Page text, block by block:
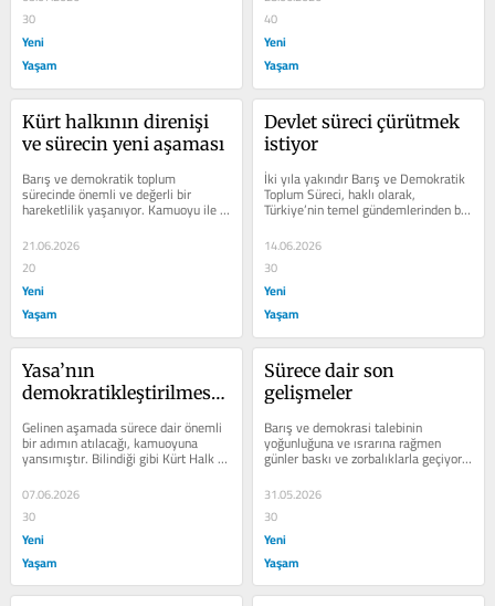
30
Yeni
Yaşam
40
Yeni
Yaşam
Kürt halkının direnişi
ve sürecin yeni aşaması
Barış ve demokratik toplum
sürecinde önemli ve değerli bir
hareketlilik yaşanıyor. Kamuoyu ile
paylaşılan bilgilere göre, demokratik
bir...
21.06.2026
20
Yeni
Yaşam
Devlet süreci çürütmek
istiyor
İki yıla yakındır Barış ve Demokratik
Toplum Süreci, haklı olarak,
Türkiye’nin temel gündemlerinden biri
olmaya devam ediyor. Ancak...
14.06.2026
30
Yeni
Yaşam
Yasa’nın
demokratikleştirilmesi
Gelinen aşamada sürece dair önemli
bir adımın atılacağı, kamuoyuna
yansımıştır. Bilindiği gibi Kürt Halk
Önderi Öcalan ve diğer...
07.06.2026
30
Yeni
Yaşam
Sürece dair son
gelişmeler
Barış ve demokrasi talebinin
yoğunluğuna ve ısrarına rağmen
günler baskı ve zorbalıklarla geçiyor.
Kürtlere, Alevilere, işçilere,...
31.05.2026
30
Yeni
Yaşam